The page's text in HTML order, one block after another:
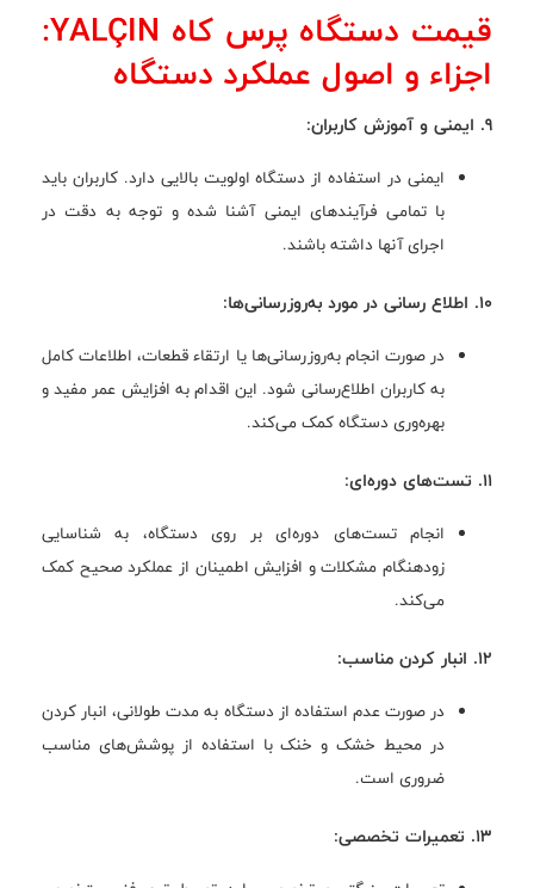
قیمت دستگاه پرس کاه YALÇIN:
اجزاء و اصول عملکرد دستگاه
9. ایمنی و آموزش کاربران:
ایمنی در استفاده از دستگاه اولویت بالایی دارد. کاربران باید
با تمامی فرآیندهای ایمنی آشنا شده و توجه به دقت در
اجرای آنها داشته باشند.
10. اطلاع رسانی در مورد به‌روزرسانی‌ها:
در صورت انجام به‌روزرسانی‌ها یا ارتقاء قطعات، اطلاعات کامل
به کاربران اطلاع‌رسانی شود. این اقدام به افزایش عمر مفید و
بهره‌وری دستگاه کمک می‌کند.
11. تست‌های دوره‌ای:
انجام تست‌های دوره‌ای بر روی دستگاه، به شناسایی
زودهنگام مشکلات و افزایش اطمینان از عملکرد صحیح کمک
می‌کند.
12. انبار کردن مناسب:
در صورت عدم استفاده از دستگاه به مدت طولانی، انبار کردن
در محیط خشک و خنک با استفاده از پوشش‌های مناسب
ضروری است.
13. تعمیرات تخصصی: